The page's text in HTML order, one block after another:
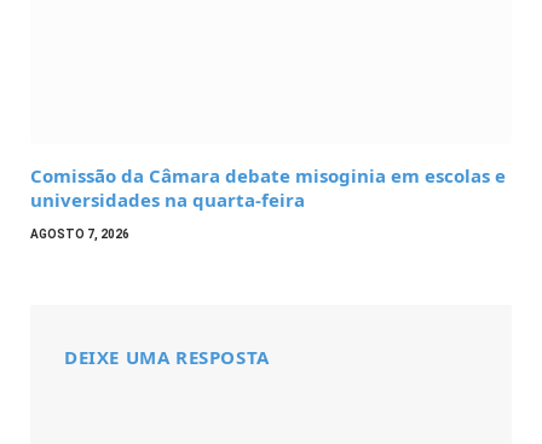
Comissão da Câmara debate misoginia em escolas e
universidades na quarta-feira
AGOSTO 7, 2026
DEIXE UMA RESPOSTA